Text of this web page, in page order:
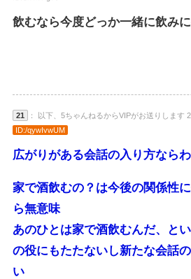
飲むなら今度どっか一緒に飲み
21
： 以下、5ちゃんねるからVIPがお送りします
ID:/qywIvwUM
広がりがある会話の入り方なら
家で酒飲むの？は今後の関係性
ら無意味
あのひとは家で酒飲むんだ、と
の役にもたたないし新たな会話
い